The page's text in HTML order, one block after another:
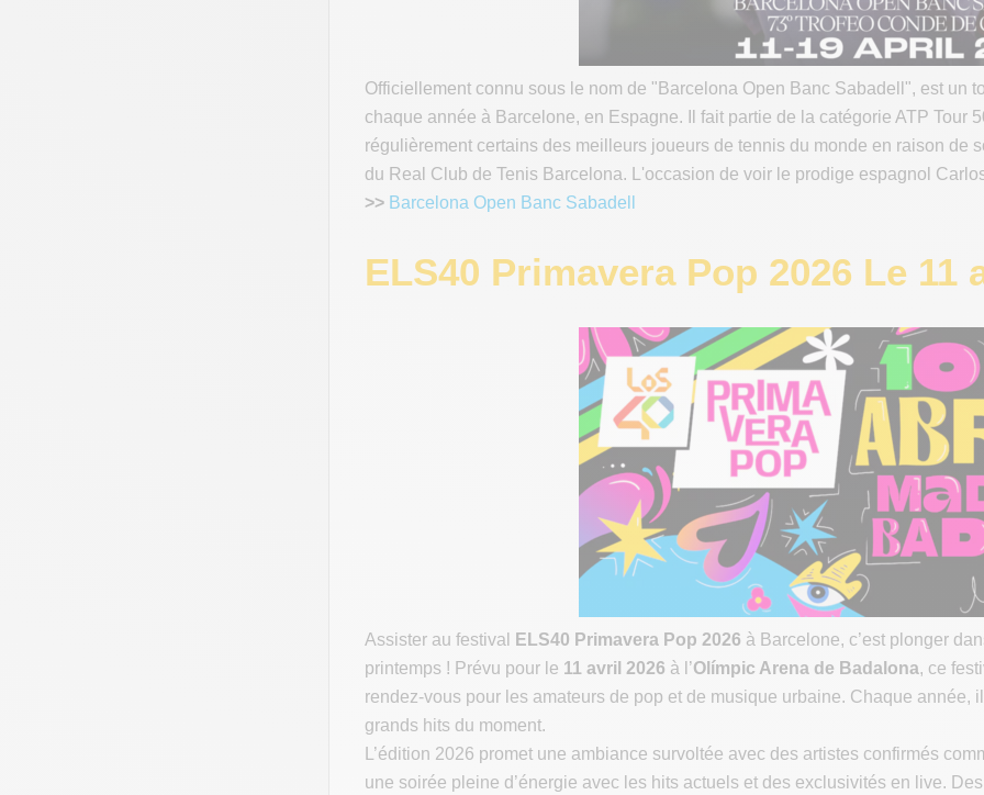
Officiellement connu sous le nom de "Barcelona Open Banc Sabadell", est un
chaque année à Barcelone, en Espagne. Il fait partie de la catégorie ATP Tour
régulièrement certains des meilleurs joueurs de tennis du monde en raison de
du Real Club de Tenis Barcelona. L'occasion de voir le prodige espagnol
>> Barcelona Open Banc Sabadell
ELS40 Primavera Pop 2026 Le 11
Assister au festival ELS40 Primavera Pop 2026 à Barcelone, c’est plonger
printemps ! Prévu pour le 11 avril 2026 à l’Olímpic Arena de Badalona, ce
rendez-vous pour les amateurs de pop et de musique urbaine. Chaque année,
grands hits du moment.
L’édition 2026 promet une ambiance survoltée avec des artistes confirmés
une soirée pleine d’énergie avec les hits actuels et des exclusivités en live.